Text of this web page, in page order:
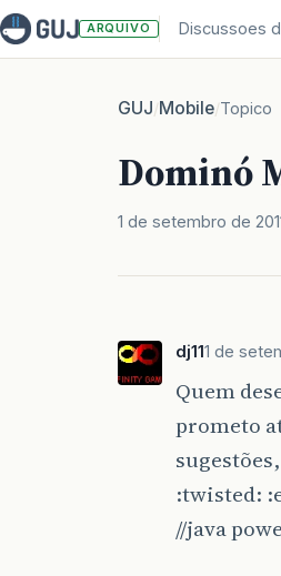
ARQUIVO Discussoes
GUJ/Mobile/Topico
Dominó
1 de setembro de
dj111 de
Quem
prometo
:twisted:
//java